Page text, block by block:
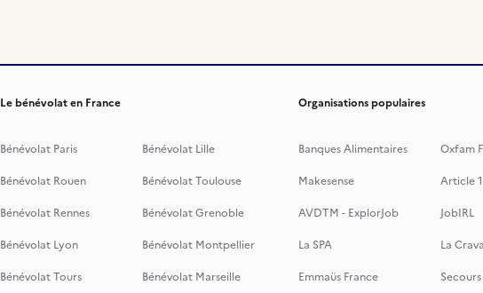
Le bénévolat en France
Bénévolat Paris
Bénévolat Lille
Bénévolat Rouen
Bénévolat Toulouse
Bénévolat Rennes
Bénévolat Grenoble
Bénévolat Lyon
Bénévolat Montpellier
Bénévolat Tours
Bénévolat Marseille
Organisations populaires
Banques Alimentaires
Oxfam
Makesense
Article 1
AVDTM - ExplorJob
JobIRL
La SPA
La
Emmaüs France